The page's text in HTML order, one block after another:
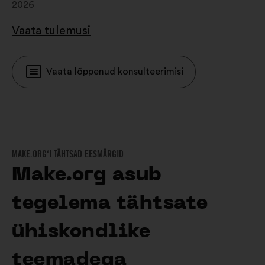
2026
Vaata tulemusi
Vaata lõppenud konsulteerimisi
MAKE.ORG‘I TÄHTSAD EESMÄRGID
Make.org asub
tegelema tähtsate
ühiskondlike
teemadega